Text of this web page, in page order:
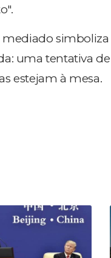
mediado
uma tentativa
estejam à mesa.